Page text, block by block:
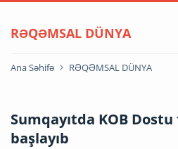
RƏQƏMSAL DÜNYA
Ana Səhifə RƏQƏMSAL DÜNYA
Sumqayıtda KOB
başlayıb